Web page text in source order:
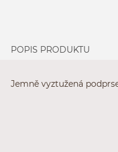
POPIS PRODUKTU
Jemně vyztužená